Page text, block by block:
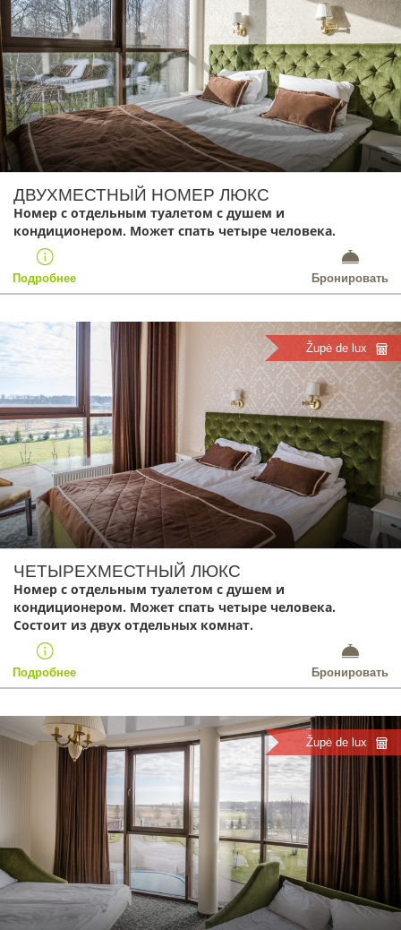
ДВУХМЕСТНЫЙ НОМЕР ЛЮКС
Номер с отдельным туалетом с душем и
кондиционером. Может спать четыре человека.
Подробнее Бронировать
Župė de lux
ЧЕТЫРЕХМЕСТНЫЙ ЛЮКС
Номер с отдельным туалетом с душем и
кондиционером. Может спать четыре человека.
Состоит из двух отдельных комнат.
Подробнее Бронировать
Župė de lux